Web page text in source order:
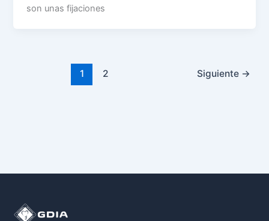
son unas fijaciones
1 2 Siguiente →